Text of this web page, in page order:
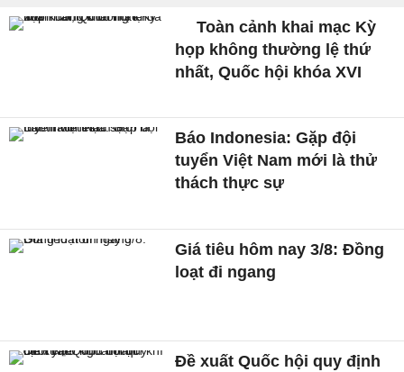
Toàn cảnh khai mạc Kỳ
họp không thường lệ thứ
nhất, Quốc hội khóa XVI
Báo Indonesia: Gặp đội
tuyển Việt Nam mới là thử
thách thực sự
Giá tiêu hôm nay 3/8: Đồng
loạt đi ngang
Đề xuất Quốc hội quy định